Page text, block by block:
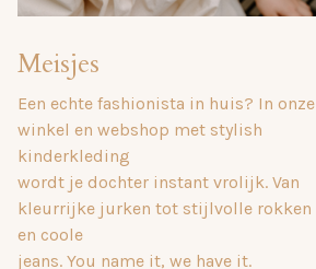
Meisjes
Een echte fashionista in huis? In onze
winkel en webshop met stylish
kinderkleding
wordt je dochter instant vrolijk. Van
kleurrijke jurken tot stijlvolle rokken
en coole
jeans. You name it, we have it.